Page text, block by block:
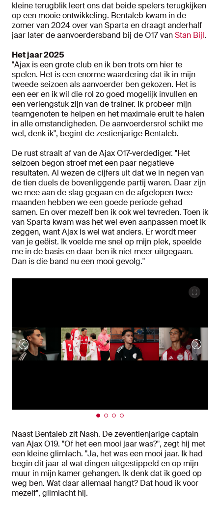
kleine terugblik leert ons dat beide spelers terugkijken
op een mooie ontwikkeling. Bentaleb kwam in de
zomer van 2024 over van Sparta en draagt anderhalf
jaar later de aanvoerdersband bij de O17 vanStan Bijl.
Het jaar 2025
"Ajax is een grote club en ik ben trots om hier te
spelen. Het is een enorme waardering dat ik in mijn
tweede seizoen als aanvoerder ben gekozen. Het is
een eer en ik wil die rol zo goed mogelijk invullen en
een verlengstuk zijn van de trainer. Ik probeer mijn
teamgenoten te helpen en het maximale eruit te halen
in alle omstandigheden. De aanvoerdersrol schikt me
wel, denk ik", begint de zestienjarige Bentaleb.
De rust straalt af van de Ajax O17-verdediger. "Het
seizoen begon stroef met een paar negatieve
resultaten. Al wezen de cijfers uit dat we in negen van
de tien duels de bovenliggende partij waren. Daar zijn
we mee aan de slag gegaan en de afgelopen twee
maanden hebben we een goede periode gehad
samen. En over mezelf ben ik ook wel tevreden. Toen ik
van Sparta kwam was het wel even aanpassen moet ik
zeggen, want Ajax is wel wat anders. Er wordt meer
van je geëist. Ik voelde me snel op mijn plek, speelde
me in de basis en daar ben ik niet meer uitgegaan.
Dan is die band nu een mooi gevolg."
Naast Bentaleb zit Nash. De zeventienjarige captain
van Ajax O19. "Of het een mooi jaar was?", zegt hij met
een kleine glimlach. "Ja, het was een mooi jaar. Ik had
begin dit jaar al wat dingen uitgestippeld en op mijn
muur in mijn kamer gehangen. Ik denk dat ik goed op
weg ben. Wat daar allemaal hangt? Dat houd ik voor
mezelf", glimlacht hij.